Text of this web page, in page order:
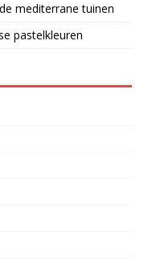
mediterrane tuinen
pastelkleuren